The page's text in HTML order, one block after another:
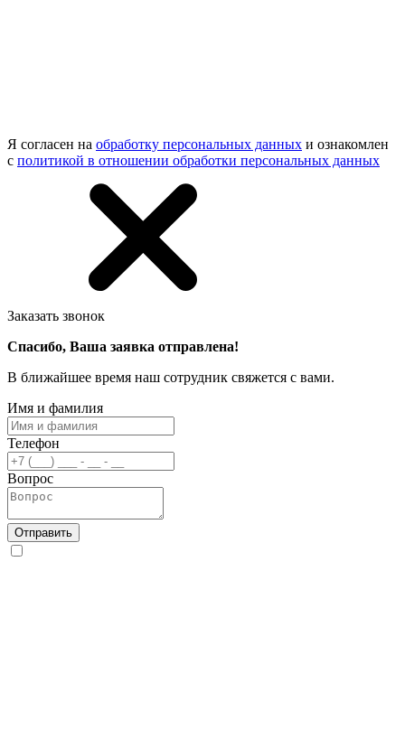
Я согласен на обработку персональных данных и ознакомлен
с политикой в отношении обработки персональных данных
Заказать звонок
Спасибо, Ваша заявка отправлена!
В ближайшее время наш сотрудник свяжется с вами.
Имя и фамилия
Телефон
Вопрос
Отправить